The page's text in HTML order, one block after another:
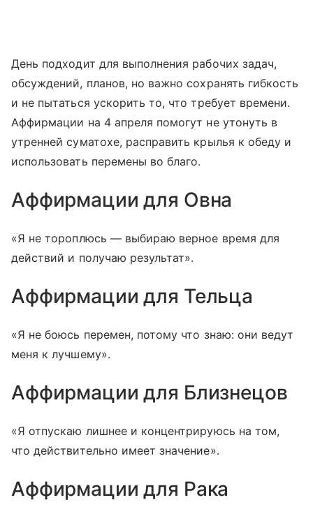
День подходит для выполнения рабочих задач,
обсуждений, планов, но важно сохранять гибкость
и не пытаться ускорить то, что требует времени.
Аффирмации на 4 апреля помогут не утонуть в
утренней суматохе, расправить крылья к обеду и
использовать перемены во благо.
Аффирмации для Овна
«Я не тороплюсь — выбираю верное время для
действий и получаю результат».
Аффирмации для Тельца
«Я не боюсь перемен, потому что знаю: они ведут
меня к лучшему».
Аффирмации для Близнецов
«Я отпускаю лишнее и концентрируюсь на том,
что действительно имеет значение».
Аффирмации для Рака